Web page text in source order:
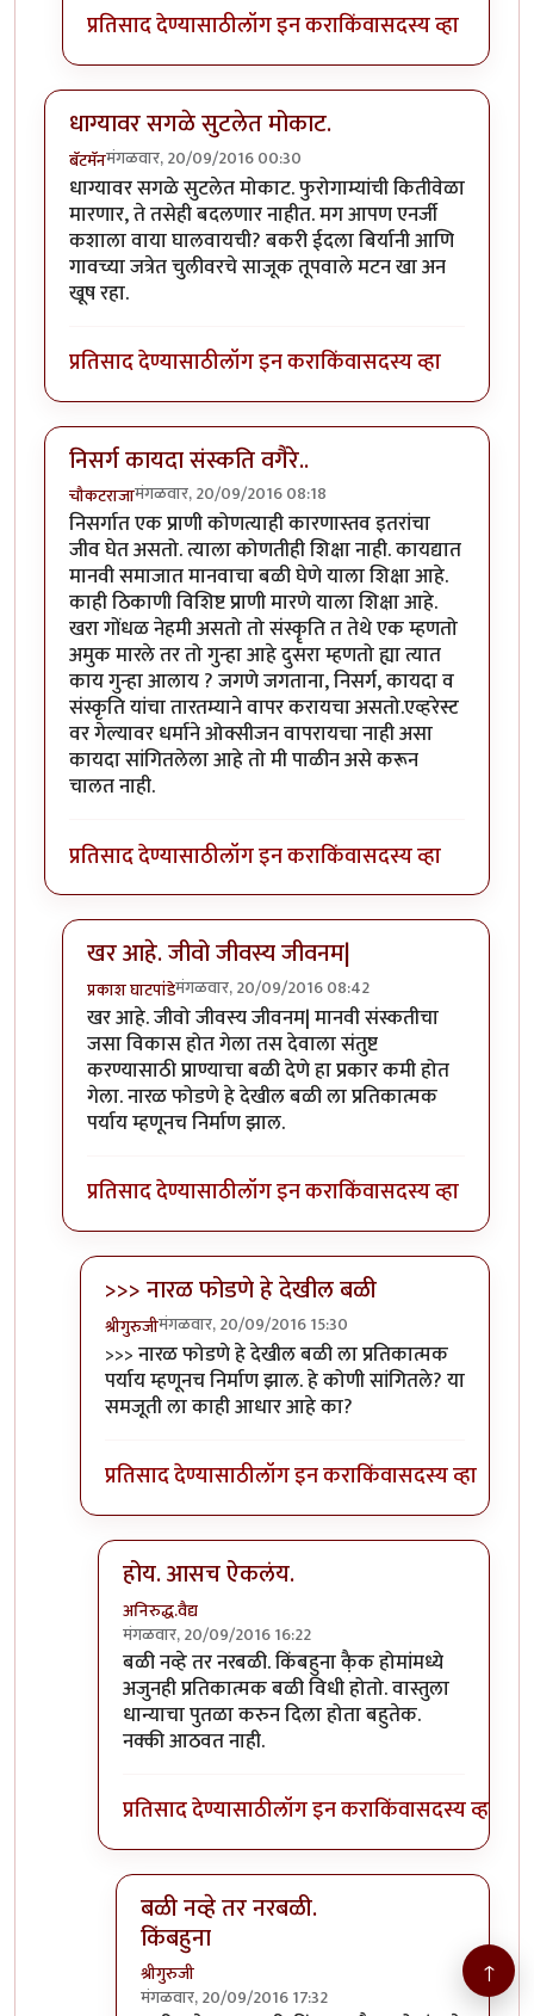
प्रतिसाद देण्यासाठीलॉग इन कराकिंवासदस्य व्हा
धाग्यावर सगळे सुटलेत मोकाट.
बॅटमॅनमंगळवार, 20/09/2016 00:30
धाग्यावर सगळे सुटलेत मोकाट. फुरोगाम्यांची कितीवेळा
मारणार, ते तसेही बदलणार नाहीत. मग आपण एनर्जी
कशाला वाया घालवायची? बकरी ईदला बिर्यानी आणि
गावच्या जत्रेत चुलीवरचे साजूक तूपवाले मटन खा अन
खूष रहा.
प्रतिसाद देण्यासाठीलॉग इन कराकिंवासदस्य व्हा
निसर्ग कायदा संस्कति वगैरे..
चौकटराजामंगळवार, 20/09/2016 08:18
निसर्गात एक प्राणी कोणत्याही कारणास्तव इतरांचा
जीव घेत असतो. त्याला कोणतीही शिक्षा नाही. कायद्यात
मानवी समाजात मानवाचा बळी घेणे याला शिक्षा आहे.
काही ठिकाणी विशिष्ट प्राणी मारणे याला शिक्षा आहे.
खरा गोंधळ नेहमी असतो तो संस्कॄति त तेथे एक म्हणतो
अमुक मारले तर तो गुन्हा आहे दुसरा म्हणतो ह्या त्यात
काय गुन्हा आलाय ? जगणे जगताना, निसर्ग, कायदा व
संस्कृति यांचा तारतम्याने वापर करायचा असतो.एव्हरेस्ट
वर गेल्यावर धर्माने ओक्सीजन वापरायचा नाही असा
कायदा सांगितलेला आहे तो मी पाळीन असे करून
चालत नाही.
प्रतिसाद देण्यासाठीलॉग इन कराकिंवासदस्य व्हा
खर आहे. जीवो जीवस्य जीवनम|
प्रकाश घाटपांडेमंगळवार, 20/09/2016 08:42
In reply toनिसर्ग कायदा संस्कति वगैरे..byचौकटराजा
खर आहे. जीवो जीवस्य जीवनम| मानवी संस्कतीचा
जसा विकास होत गेला तस देवाला संतुष्ट
करण्यासाठी प्राण्याचा बळी देणे हा प्रकार कमी होत
गेला. नारळ फोडणे हे देखील बळी ला प्रतिकात्मक
पर्याय म्हणूनच निर्माण झाल.
प्रतिसाद देण्यासाठीलॉग इन कराकिंवासदस्य व्हा
>>> नारळ फोडणे हे देखील बळी
श्रीगुरुजीमंगळवार, 20/09/2016 15:30
In reply toखर आहे. जीवो जीवस्य जीवनम|by
>>> नारळ फोडणे हे देखील बळी ला प्रतिकात्मक
पर्याय म्हणूनच निर्माण झाल. हे कोणी सांगितले? या
समजूती ला काही आधार आहे का?
प्रतिसाद देण्यासाठीलॉग इन कराकिंवासदस्य व्हा
होय. आसच ऐकलंय.
अनिरुद्ध.वैद्य
मंगळवार, 20/09/2016 16:22
In reply to>>> नारळ फोडणे हे देखील बळीby
बळी नव्हे तर नरबळी. किंबहुना कै़क होमांमध्ये
अजुनही प्रतिकात्मक बळी विधी होतो. वास्तुला
धान्याचा पुतळा करुन दिला होता बहुतेक.
नक्की आठवत नाही.
प्रतिसाद देण्यासाठीलॉग इन कराकिंवासदस्य व्हा
बळी नव्हे तर नरबळी.
किंबहुना
श्रीगुरुजी
मंगळवार, 20/09/2016 17:32
↑